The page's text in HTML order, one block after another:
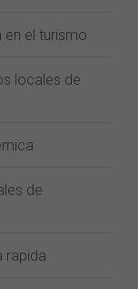
en el turismo
locales de
de
rapida